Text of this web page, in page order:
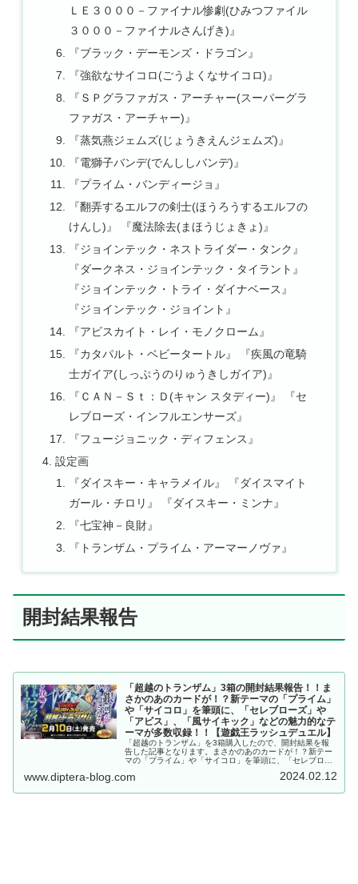
ＬＥ３０００－ファイナル惨劇(ひみつファイル
３０００－ファイナルさんげき)』
『ブラック・デーモンズ・ドラゴン』
『強欲なサイコロ(ごうよくなサイコロ)』
『ＳＰグラファガス・アーチャー(スーパーグラ
ファガス・アーチャー)』
『蒸気燕ジェムズ(じょうきえんジェムズ)』
『電獅子バンデ(でんししバンデ)』
『プライム・バンディージョ』
『翻弄するエルフの剣士(ほうろうするエルフの
けんし)』 『魔法除去(まほうじょきょ)』
『ジョインテック・ネストライダー・タンク』
『ダークネス・ジョインテック・タイラント』
『ジョインテック・トライ・ダイナベース』
『ジョインテック・ジョイント』
『アビスカイト・レイ・モノクローム』
『カタパルト・ベビータートル』 『疾風の竜騎
士ガイア(しっぷうのりゅうきしガイア)』
『ＣＡＮ－Ｓｔ：Ｄ(キャン スタディー)』 『セ
レブローズ・インフルエンサーズ』
『フュージョニック・ディフェンス』
設定画
『ダイスキー・キャラメイル』 『ダイスマイト
ガール・チロリ』 『ダイスキー・ミンナ』
『七宝神－良財』
『トランザム・プライム・アーマーノヴァ』
開封結果報告
「超越のトランザム」3箱の開封結果報告！！ま
さかのあのカードが！？新テーマの「プライム」
や「サイコロ」を筆頭に、「セレブローズ」や
「アビス」、「風サイキック」などの魅力的なテ
ーマが多数収録！！【遊戯王ラッシュデュエル】
「超越のトランザム」を3箱購入したので、開封結果を報
告した記事となります。まさかのあのカードが！？新テー
マの「プライム」や「サイコロ」を筆頭に、「セレブロー
マが多数収録！！【遊戯王ラッシュデュエル】
www.diptera-blog.com 2024.02.12